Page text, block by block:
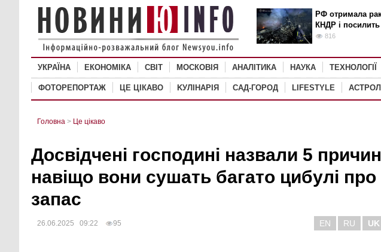
РФ отримала
КНДР і посилить
816
УКРАЇНА ЕКОНОМІКА СВІТ MОСКОВІЯ АНАЛІТИКА НАУКА ТЕХНОЛОГІЇ
ФОТОРЕПОРТАЖ ЦЕ ЦІКАВО KУЛІНАРІЯ САД-ГОРОД LIFESTYLE
Головна > Це цікаво
Досвідчені господині назвали 5
навіщо вони сушать багато цибулі про
запас
26.06.2025 09:22 95 EN RU UK